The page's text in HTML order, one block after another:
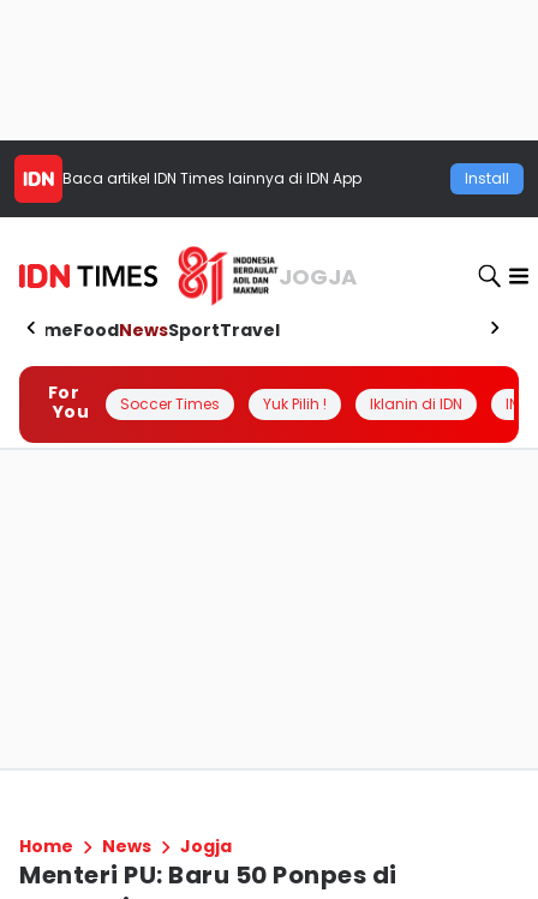
Baca artikel IDN Times lainnya di IDN App Install
JOGJA
HomeFoodNewsSportTravel
For
You
Soccer Times Yuk Pilih ! Iklanin di IDN
Home News Jogja
Menteri PU: Baru 50 Ponpes di